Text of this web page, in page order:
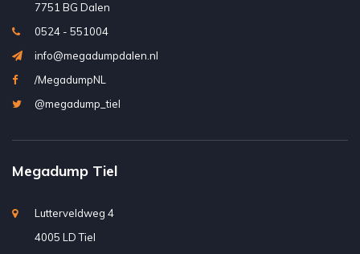
7751 BG Dalen
0524 - 551004
info@megadumpdalen.nl
/MegadumpNL
@megadump_tiel
Megadump Tiel
Lutterveldweg 4
4005 LD Tiel